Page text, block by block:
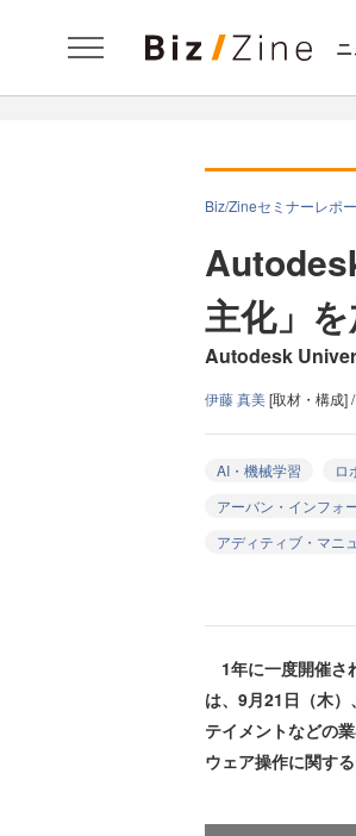
Biz/Zineセミナーレポ
主化」
Autodesk
伊藤 真美[取材・構成] /
AI・機械学習 ロ
アーバン・インフォ
アディティブ・マニ
1年に一度開催
は、9月21日（木
テイメントなどの
ウェア操作に関す